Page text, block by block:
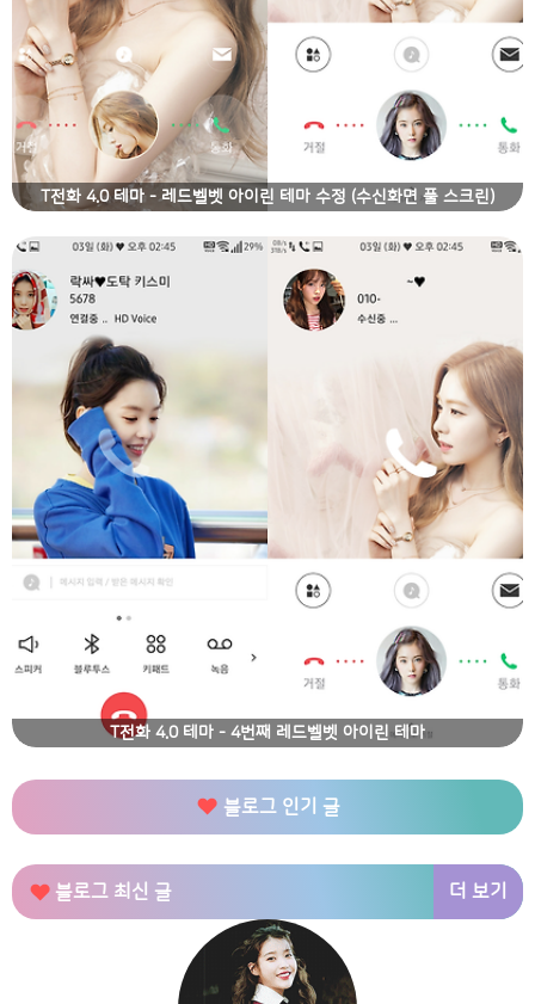
T전화 4.0 테마 - 레드벨벳 아이린 테마 수정 (수신화면 풀 스크린)
T전화 4.0 테마 - 4번째 레드벨벳 아이린 테마
블로그 인기 글
블로그 최신 글 더 보기